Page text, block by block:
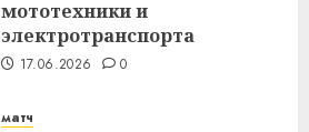
мототехники и
электротранспорта
17.06.2026 0
матч